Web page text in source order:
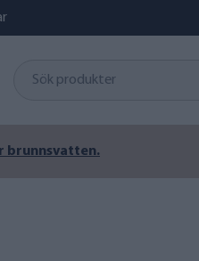
brunnsvatten.